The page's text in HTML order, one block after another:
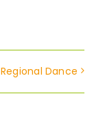
Regional Dance